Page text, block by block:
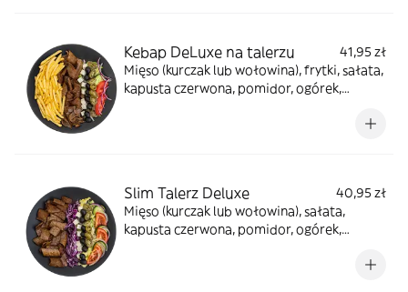
Kebap DeLuxe na talerzu
41,95 zł
Mięso (kurczak lub wołowina), frytki, sałata,
kapusta czerwona, pomidor, ogórek,
Slim Talerz Deluxe
40,95 zł
Mięso (kurczak lub wołowina), sałata,
kapusta czerwona, pomidor, ogórek,